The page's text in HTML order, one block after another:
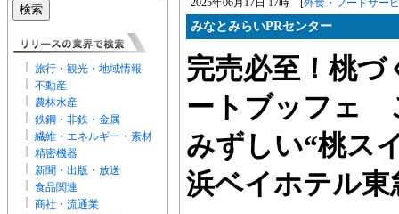
旅行・観光・地域情報
不動産
農林水産
鉄鋼・非鉄・金属
繊維・エネルギー・素材
精密機器
新聞・出版・放送
食品関連
商社・流通業
2025年06月17日 17時 [外食・フードサー
みなとみらいPRセンター
完売必至！桃
ートブッフェ
みずしい“桃ス
浜ベイホテル東